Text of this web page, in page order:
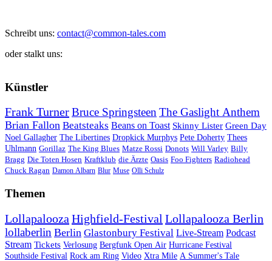
Schreibt uns: contact@common-tales.com
oder stalkt uns:
Künstler
Frank TurnerBruce SpringsteenThe Gaslight Anthem
Brian Fallon Beatsteaks Beans on Toast Skinny Lister Green Day
Noel Gallagher The Libertines Dropkick Murphys Pete Doherty Thees
Uhlmann Gorillaz The King Blues Matze Rossi Donots Will Varley Billy
Bragg Die Toten Hosen Kraftklub die Ärzte Oasis Foo Fighters Radiohead
Chuck Ragan Damon Albarn Blur Muse Olli Schulz
Themen
Lollapalooza Highfield-Festival Lollapalooza Berlin
lollaberlin Berlin Glastonbury Festival Live-Stream Podcast
Stream Tickets Verlosung Bergfunk Open Air Hurricane Festival
Southside Festival Rock am Ring Video Xtra Mile A Summer's Tale